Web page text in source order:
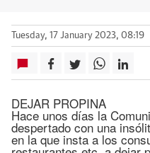
Tuesday, 17 January 2023, 08:19
DEJAR PROPINA
Hace unos días la
despertado con una
en la que insta a los